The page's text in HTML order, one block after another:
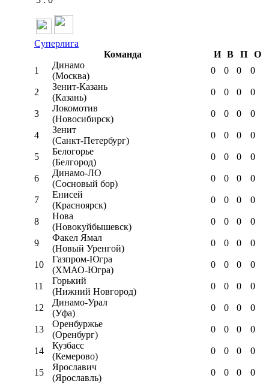
Суперлига
Команда
И В П
О
1
Динамо
(Москва)
0 0 0 0
2
Зенит-Казань
(Казань)
0 0 0 0
3
Локомотив
(Новосибирск)
0 0 0 0
4
Зенит
(Санкт-Петербург)
0 0 0 0
5
Белогорье
(Белгород)
0 0 0 0
6
Динамо-ЛО
(Сосновый бор)
0 0 0 0
7
Енисей
(Красноярск)
0 0 0 0
8
Нова
(Новокуйбышевск)
0 0 0 0
9
Факел Ямал
(Новый Уренгой)
0 0 0 0
10
Газпром-Югра
(ХМАО-Югра)
0 0 0 0
11
Горький
(Нижний Новгород)
0 0 0 0
12
Динамо-Урал
(Уфа)
0 0 0 0
13
Оренбуржье
(Оренбург)
0 0 0 0
14
Кузбасс
(Кемерово)
0 0 0 0
15
Ярославич
(Ярославль)
0 0 0 0